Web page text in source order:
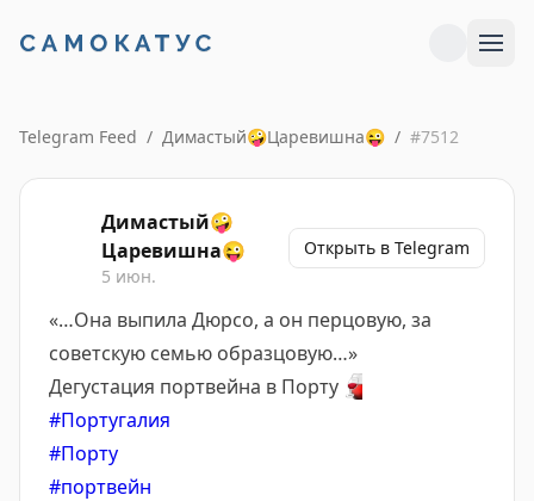
Telegram Feed / Димастый🤪Царевишна😜 / #7512
Димастый🤪
Царевишна😜
5 июн.
Открыть в Telegram
«…Она выпила Дюрсо, а он перцовую, за
советскую семью образцовую…»
Дегустация портвейна в Порту 🍷
#Португалия
#Порту
#портвейн